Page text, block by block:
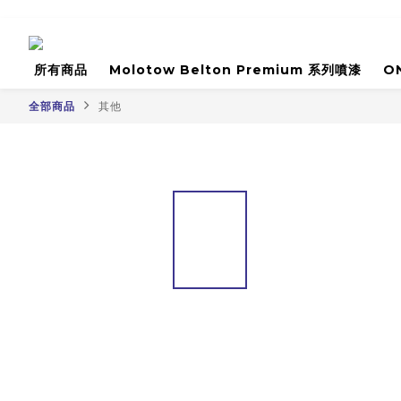
所有商品 Molotow Belton Premium 系列噴漆
全部商品 其他